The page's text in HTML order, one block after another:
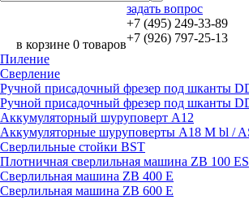
в корзине 0 товаров
задать вопрос
+7 (495) 249-33-89
+7 (926) 797-25-13
Пиление
Сверление
Ручной присадочный фрезер под шканты
Ручной присадочный фрезер под шканты
Аккумуляторный шуруповерт A12
Аккумуляторные шуруповерты A18 M bl /
Сверлильные стойки BST
Плотничная сверлильная машина ZB 100 ES
Сверлильная машина ZB 400 E
Сверлильная машина ZB 600 E